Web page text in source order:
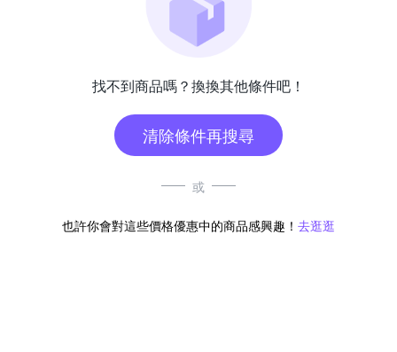
找不到商品嗎？換換其他條件吧！
清除條件再搜尋
或
也許你會對這些價格優惠中的商品感興趣！ 去逛逛